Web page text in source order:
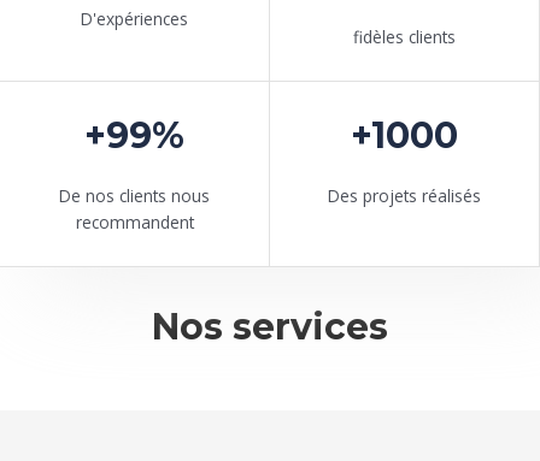
D'expériences
fidèles clients
+99%
De nos clients nous
recommandent
+1000
Des projets réalisés
Nos services